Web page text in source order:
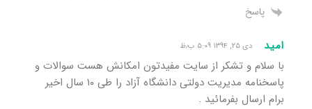
پاسخ
امید دی ۲۵, ۱۳۹۴ ۵:۰۹ ب٫ظ
با سلام و تشکر از سایت مفیدتون امکانش هست سوالات و
پاسخنامه مدیریت دولتی دانشگاه آزاد را طی ۱۰ سال اخیر
برام ارسال بفرمائید .